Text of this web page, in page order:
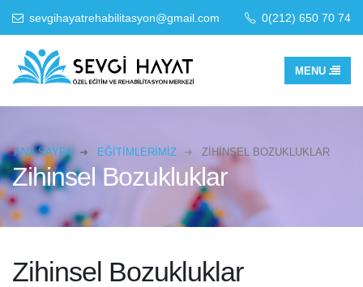
sevgihayatrehabilitasyon@gmail.com
0(212) 650 70 74
ANA SAYFA EĞITIMLERIMIZ ZIHINSEL BOZUKLUKLAR
Zihinsel Bozukluklar
Zihinsel Bozukluklar